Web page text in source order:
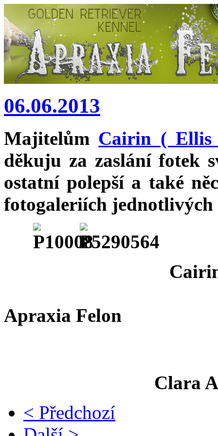
06.06.2013
Majitelům Cairin ( Ellis
děkuju za zaslání fotek
ostatní polepší a také
fotogaleriích
Cairin ( Ellis )
Apraxia Felon
Clara
< Předchozí